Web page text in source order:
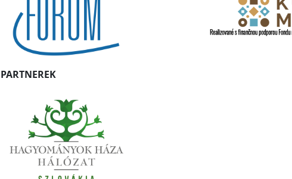
PARTNEREK